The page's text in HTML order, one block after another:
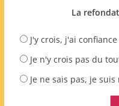
La
J'y crois, j'ai confiance
Je n'y crois pas du
Je ne sais pas, je suis